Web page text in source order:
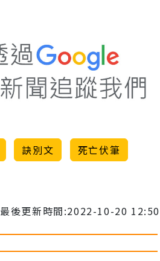
訣別文 死亡伏筆
最後更新時間:2022-10-20 12:50